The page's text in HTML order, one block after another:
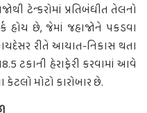
ટેન્કરોમાં પ્રતિબંધીત તેલનો
છે, જેમાં જહાજોને પકડવા
રીતે આયાત-નિકાસ થતા
ટકાની હેરાફેરી કરવામાં આવે
મોટો કારોબાર છે.